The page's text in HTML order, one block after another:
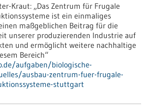
Kraut: „Das Zentrum für Frugale
ist ein einmaliges
maßgeblichen Beitrag für die
unserer produzierenden Industrie auf
und ermöglicht weitere nachhaltige
Bereich“
aufgaben/biologische-
ausbau-zentrum-fuer-frugale-
stuttgart